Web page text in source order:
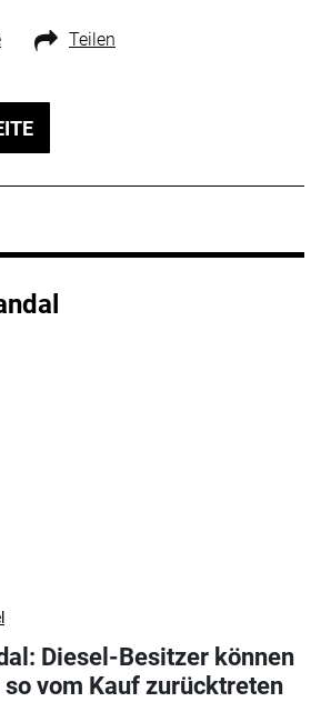
Teilen
Diesel-Besitzer können
vom Kauf zurücktreten